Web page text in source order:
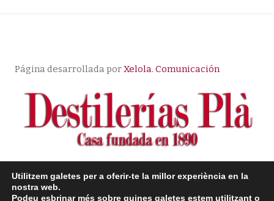
Página desarrollada porXelola. Comunicación
© Copyright |
Utilitzem galetes per a oferir-te la millor experiència en la
nostra web.
Podeu esbrinar més sobre quines galetes estem utilitzant o